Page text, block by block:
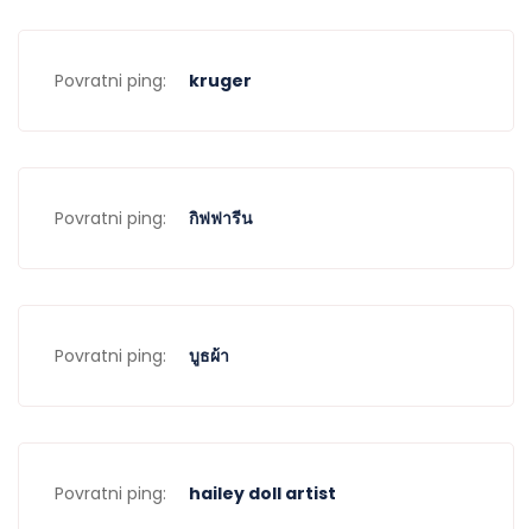
Povratni ping: kruger
Povratni ping: กิฟฟารีน
Povratni ping: บูธผ้า
Povratni ping: hailey doll artist